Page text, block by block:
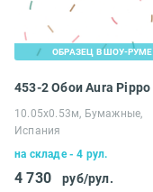
ОБРАЗЕЦ В ШОУ-РУМЕ
453-2 Обои Aura Pippo
10.05х0.53м, Бумажные,
Испания
на складе - 4 рул.
4 730 руб/рул.